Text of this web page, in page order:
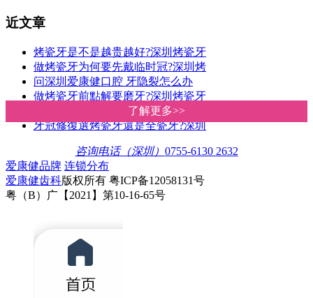
了解更多>>
了解更多>>
近文章
烤瓷牙是不是越贵越好?深圳烤瓷牙
做烤瓷牙为何要先戴临时冠?深圳烤
问深圳爱康健口腔 牙隐裂怎么办
做烤瓷牙前點解要磨牙?深圳烤瓷牙
全瓷冠和烤瓷冠哪個好?區別是什麽
牙冠修復選烤瓷牙還是全瓷牙?深圳
咨询电话（深圳） 0755-6130 2632
爱康健品牌 连锁分布
爱康健齿科版权所有 粤ICP备12058131号
粤（B）广【2021】第10-16-65号